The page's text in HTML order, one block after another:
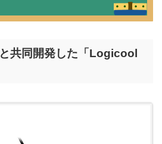
共同開発した「Logicool